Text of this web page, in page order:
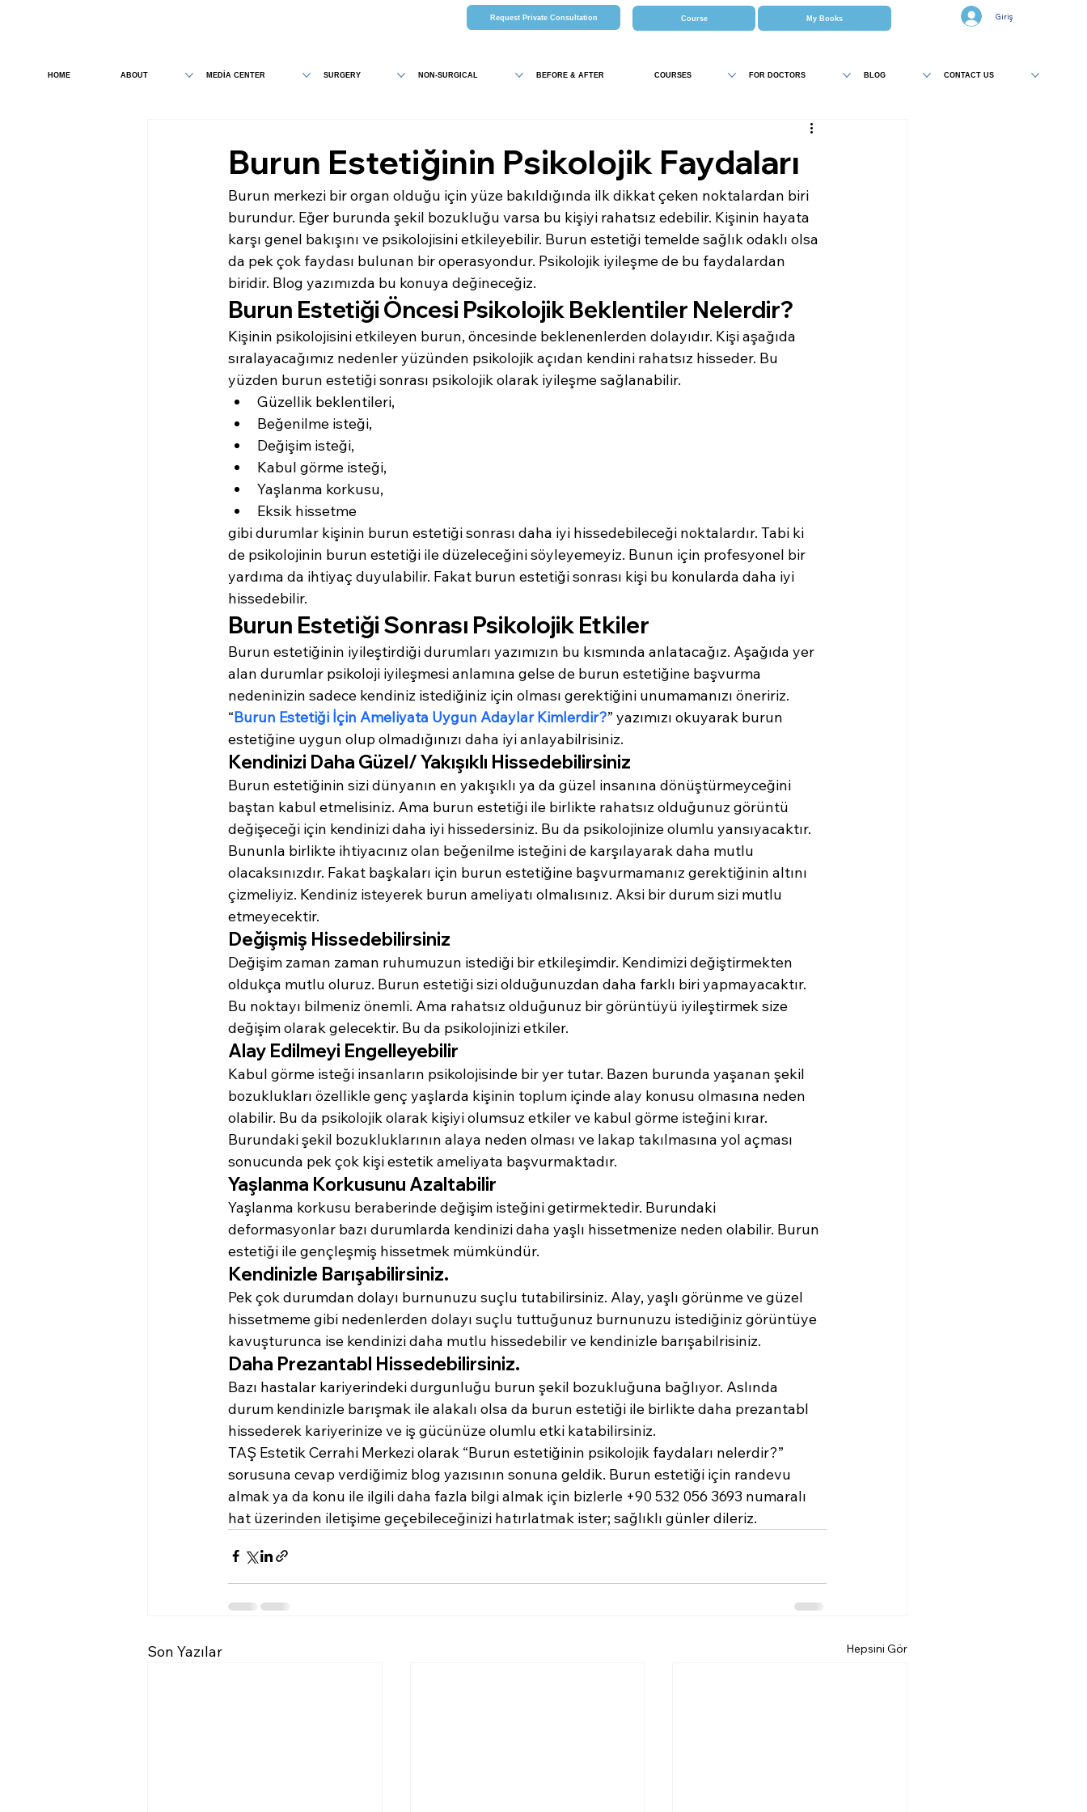
HOME ABOUT MEDİA CENTER SURGERY NON-SURGICAL BEFORE & AFTER COURSES FOR DOCTORS BLOG CONTACT US
Request Private Consultation Course My Books Giriş
Burun Estetiğinin Psikolojik Faydaları
Burun merkezi bir organ olduğu için yüze bakıldığında ilk dikkat çeken noktalardan biri
burundur. Eğer burunda şekil bozukluğu varsa bu kişiyi rahatsız edebilir. Kişinin hayata
karşı genel bakışını ve psikolojisini etkileyebilir. Burun estetiği temelde sağlık odaklı olsa
da pek çok faydası bulunan bir operasyondur. Psikolojik iyileşme de bu faydalardan
biridir. Blog yazımızda bu konuya değineceğiz.
Burun Estetiği Öncesi Psikolojik Beklentiler Nelerdir?
Kişinin psikolojisini etkileyen burun, öncesinde beklenenlerden dolayıdır. Kişi aşağıda
sıralayacağımız nedenler yüzünden psikolojik açıdan kendini rahatsız hisseder. Bu
yüzden burun estetiği sonrası psikolojik olarak iyileşme sağlanabilir.
Güzellik beklentileri,
Beğenilme isteği,
Değişim isteği,
Kabul görme isteği,
Yaşlanma korkusu,
Eksik hissetme
gibi durumlar kişinin burun estetiği sonrası daha iyi hissedebileceği noktalardır. Tabi ki
de psikolojinin burun estetiği ile düzeleceğini söyleyemeyiz. Bunun için profesyonel bir
yardıma da ihtiyaç duyulabilir. Fakat burun estetiği sonrası kişi bu konularda daha iyi
hissedebilir.
Burun Estetiği Sonrası Psikolojik Etkiler
Burun estetiğinin iyileştirdiği durumları yazımızın bu kısmında anlatacağız. Aşağıda yer
alan durumlar psikoloji iyileşmesi anlamına gelse de burun estetiğine başvurma
nedeninizin sadece kendiniz istediğiniz için olması gerektiğini unumamanızı öneririz.
“Burun Estetiği İçin Ameliyata Uygun Adaylar Kimlerdir?” yazımızı okuyarak burun
estetiğine uygun olup olmadığınızı daha iyi anlayabilrisiniz.
Kendinizi Daha Güzel/ Yakışıklı Hissedebilirsiniz
Burun estetiğinin sizi dünyanın en yakışıklı ya da güzel insanına dönüştürmeyceğini
baştan kabul etmelisiniz. Ama burun estetiği ile birlikte rahatsız olduğunuz görüntü
değişeceği için kendinizi daha iyi hissedersiniz. Bu da psikolojinize olumlu yansıyacaktır.
Bununla birlikte ihtiyacınız olan beğenilme isteğini de karşılayarak daha mutlu
olacaksınızdır. Fakat başkaları için burun estetiğine başvurmamanız gerektiğinin altını
çizmeliyiz. Kendiniz isteyerek burun ameliyatı olmalısınız. Aksi bir durum sizi mutlu
etmeyecektir.
Değişmiş Hissedebilirsiniz
Değişim zaman zaman ruhumuzun istediği bir etkileşimdir. Kendimizi değiştirmekten
oldukça mutlu oluruz. Burun estetiği sizi olduğunuzdan daha farklı biri yapmayacaktır.
Bu noktayı bilmeniz önemli. Ama rahatsız olduğunuz bir görüntüyü iyileştirmek size
değişim olarak gelecektir. Bu da psikolojinizi etkiler.
Alay Edilmeyi Engelleyebilir
Kabul görme isteği insanların psikolojisinde bir yer tutar. Bazen burunda yaşanan şekil
bozuklukları özellikle genç yaşlarda kişinin toplum içinde alay konusu olmasına neden
olabilir. Bu da psikolojik olarak kişiyi olumsuz etkiler ve kabul görme isteğini kırar.
Burundaki şekil bozukluklarının alaya neden olması ve lakap takılmasına yol açması
sonucunda pek çok kişi estetik ameliyata başvurmaktadır.
Yaşlanma Korkusunu Azaltabilir
Yaşlanma korkusu beraberinde değişim isteğini getirmektedir. Burundaki
deformasyonlar bazı durumlarda kendinizi daha yaşlı hissetmenize neden olabilir. Burun
estetiği ile gençleşmiş hissetmek mümkündür.
Kendinizle Barışabilirsiniz.
Pek çok durumdan dolayı burnunuzu suçlu tutabilirsiniz. Alay, yaşlı görünme ve güzel
hissetmeme gibi nedenlerden dolayı suçlu tuttuğunuz burnunuzu istediğiniz görüntüye
kavuşturunca ise kendinizi daha mutlu hissedebilir ve kendinizle barışabilrisiniz.
Daha Prezantabl Hissedebilirsiniz.
Bazı hastalar kariyerindeki durgunluğu burun şekil bozukluğuna bağlıyor. Aslında
durum kendinizle barışmak ile alakalı olsa da burun estetiği ile birlikte daha prezantabl
hissederek kariyerinize ve iş gücünüze olumlu etki katabilirsiniz.
TAŞ Estetik Cerrahi Merkezi olarak “Burun estetiğinin psikolojik faydaları nelerdir?”
sorusuna cevap verdiğimiz blog yazısının sonuna geldik. Burun estetiği için randevu
almak ya da konu ile ilgili daha fazla bilgi almak için bizlerle +90 532 056 3693 numaralı
hat üzerinden iletişime geçebileceğinizi hatırlatmak ister; sağlıklı günler dileriz.
Son Yazılar Hepsini Gör